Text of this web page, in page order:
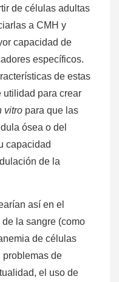
de células adultas
a CMH y
capacidad de
específicos.
de estas
utilidad para crear
vitro para que las
ósea o del
capacidad
de la
así en el
la sangre (como
de células
problemas de
el uso de